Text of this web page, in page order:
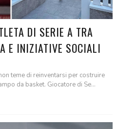
DI SERIE A TRA
E INIZIATIVE SOCIALI
teme di reinventarsi per costruire
da basket. Giocatore di Se...